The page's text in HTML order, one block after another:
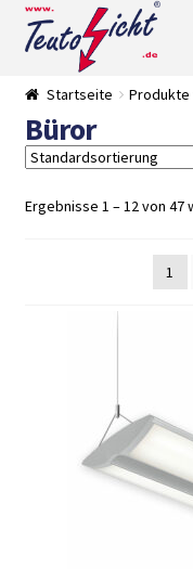
Zur
Navigation
springen
Springe
zum
Startseite
Büror
Ergebnisse 1 – 12 von
1